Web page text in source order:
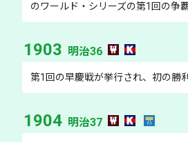
のワールド・シリーズの第1回の争
1903 明治36
第1回の早慶戦が挙行され、初の勝
1904 明治37